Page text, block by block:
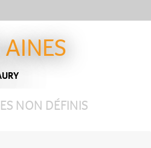
AINES
NON DÉFINIS